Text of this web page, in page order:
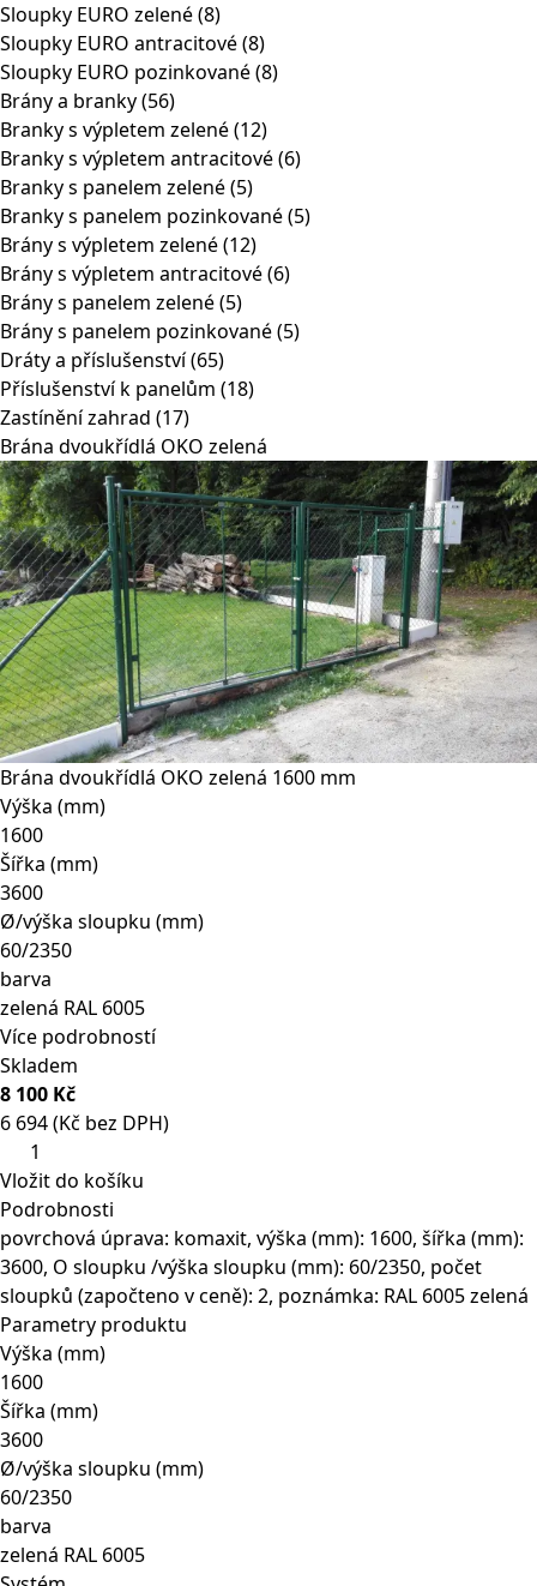
Sloupky EURO zelené(8)
Sloupky EURO antracitové(8)
Sloupky EURO pozinkované(8)
Brány a branky(56)
Branky s výpletem zelené(12)
Branky s výpletem antracitové(6)
Branky s panelem zelené(5)
Branky s panelem pozinkované(5)
Brány s výpletem zelené(12)
Brány s výpletem antracitové(6)
Brány s panelem zelené(5)
Brány s panelem pozinkované(5)
Dráty a příslušenství(65)
Příslušenství k panelům (18)
Zastínění zahrad (17)
Brána dvoukřídlá OKO zelená
Brána dvoukřídlá OKO zelená 1600 mm
Výška (mm)
1600
Šířka (mm)
3600
Ø/výška sloupku (mm)
60/2350
barva
zelená RAL 6005
Více podrobností
Skladem
8 100 Kč
6 694 (Kč bez DPH)
Brána dvoukřídlá
OKO
zelená
1600
mm
množství
Vložit do košíku
Podrobnosti
povrchová úprava: komaxit, výška (mm): 1600, šířka (mm):
3600, O sloupku /výška sloupku (mm): 60/2350, počet
sloupků (započteno v ceně): 2, poznámka: RAL 6005 zelená
Parametry produktu
Výška (mm)
1600
Šířka (mm)
3600
Ø/výška sloupku (mm)
60/2350
barva
zelená RAL 6005